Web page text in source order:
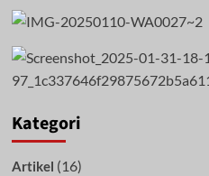
Kategori
Artikel (16)